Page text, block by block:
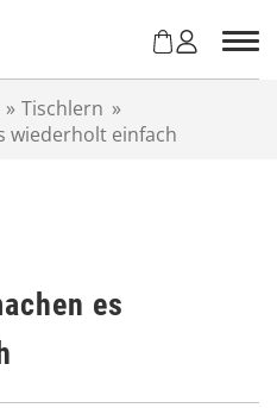
» Tischlern »
wiederholt einfach
es